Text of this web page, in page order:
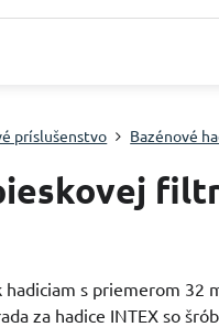
príslušenstvo Bazénové
s priemerom 32
za hadice INTEX so